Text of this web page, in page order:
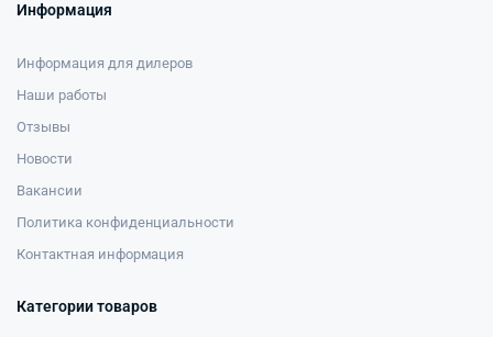
Информация
Информация для дилеров
Наши работы
Отзывы
Новости
Вакансии
Политика конфиденциальности
Контактная информация
Категории товаров